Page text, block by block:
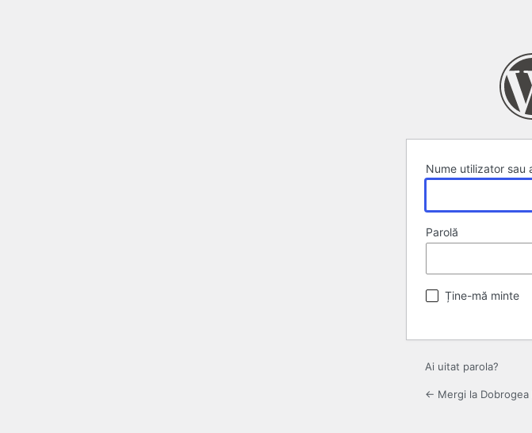
Nume utilizator sau
Parolă
Ține-mă minte
Ai uitat parola?
← Mergi la Dobrogea